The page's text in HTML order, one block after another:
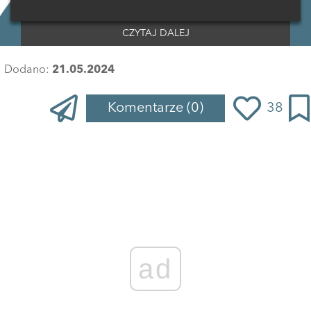
CZYTAJ DALEJ
Dodano: 21.05.2024
Komentarze (0) 38
ad